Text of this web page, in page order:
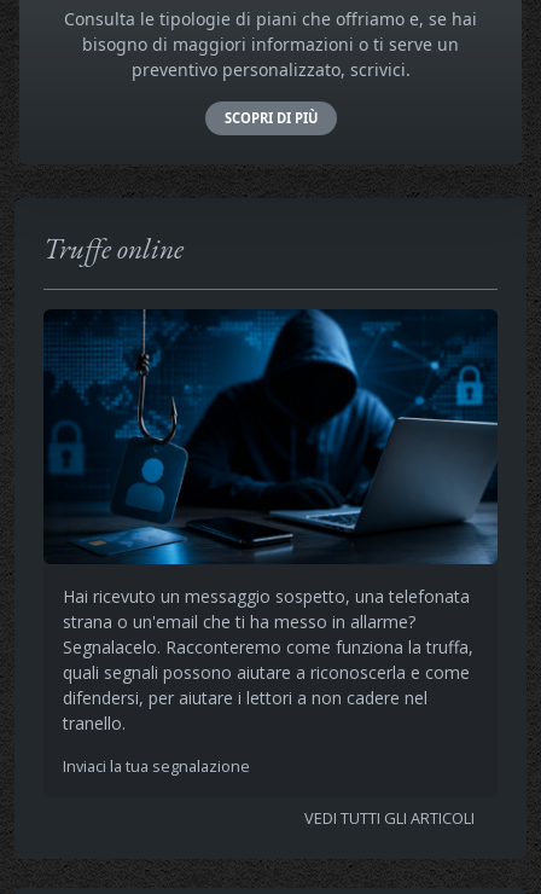
Consulta le tipologie di piani che offriamo e, se hai
bisogno di maggiori informazioni o ti serve un
preventivo personalizzato, scrivici.
SCOPRI DI PIÙ
Truffe online
Hai ricevuto un messaggio sospetto, una telefonata
strana o un'email che ti ha messo in allarme?
Segnalacelo. Racconteremo come funziona la truffa,
quali segnali possono aiutare a riconoscerla e come
difendersi, per aiutare i lettori a non cadere nel
tranello.
Inviaci la tua segnalazione
VEDI TUTTI GLI ARTICOLI